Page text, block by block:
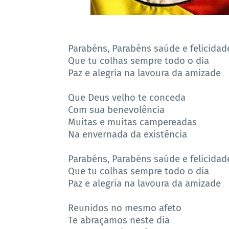
Parabéns, Parabéns saúde e
Que tu colhas sempre todo o dia
Paz e alegria na lavoura da amizade
Que Deus velho te conceda
Com sua benevolência
Muitas e muitas campereadas
Na envernada da existência
Parabéns, Parabéns saúde e
Que tu colhas sempre todo o dia
Paz e alegria na lavoura da amizade
Reunidos no mesmo afeto
Te abraçamos neste dia